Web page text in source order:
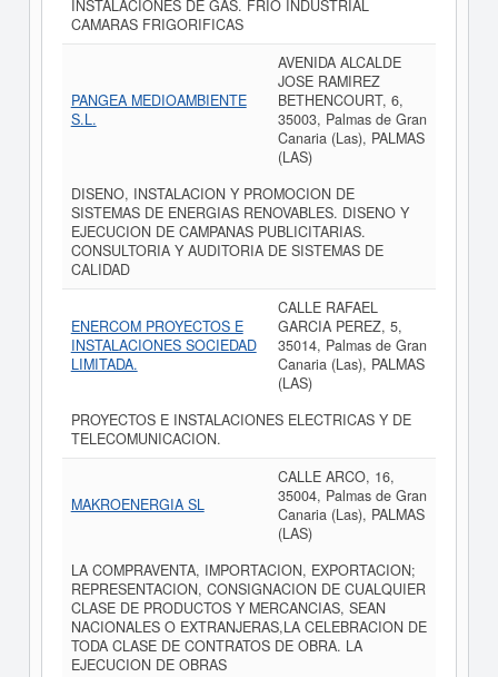
INSTALACIONES DE GAS. FRIO INDUSTRIAL
CAMARAS FRIGORIFICAS
PANGEA MEDIOAMBIENTE
S.L.
AVENIDA ALCALDE
JOSE RAMIREZ
BETHENCOURT, 6,
35003, Palmas de Gran
Canaria (Las), PALMAS
(LAS)
DISENO, INSTALACION Y PROMOCION DE
SISTEMAS DE ENERGIAS RENOVABLES. DISENO Y
EJECUCION DE CAMPANAS PUBLICITARIAS.
CONSULTORIA Y AUDITORIA DE SISTEMAS DE
CALIDAD
ENERCOM PROYECTOS E
INSTALACIONES SOCIEDAD
LIMITADA.
CALLE RAFAEL
GARCIA PEREZ, 5,
35014, Palmas de Gran
Canaria (Las), PALMAS
(LAS)
PROYECTOS E INSTALACIONES ELECTRICAS Y DE
TELECOMUNICACION.
MAKROENERGIA SL
CALLE ARCO, 16,
35004, Palmas de Gran
Canaria (Las), PALMAS
(LAS)
LA COMPRAVENTA, IMPORTACION, EXPORTACION;
REPRESENTACION, CONSIGNACION DE CUALQUIER
CLASE DE PRODUCTOS Y MERCANCIAS, SEAN
NACIONALES O EXTRANJERAS,LA CELEBRACION DE
TODA CLASE DE CONTRATOS DE OBRA. LA
EJECUCION DE OBRAS